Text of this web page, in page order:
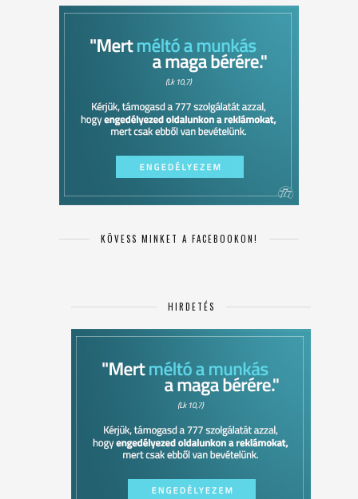
KÖVESS MINKET A FACEBOOKON!
HIRDETÉS